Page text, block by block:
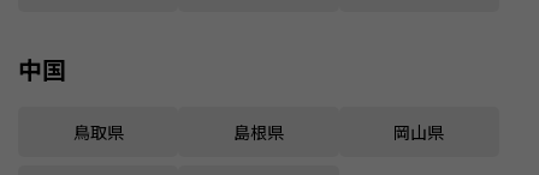
中国
鳥取県 島根県 岡山県